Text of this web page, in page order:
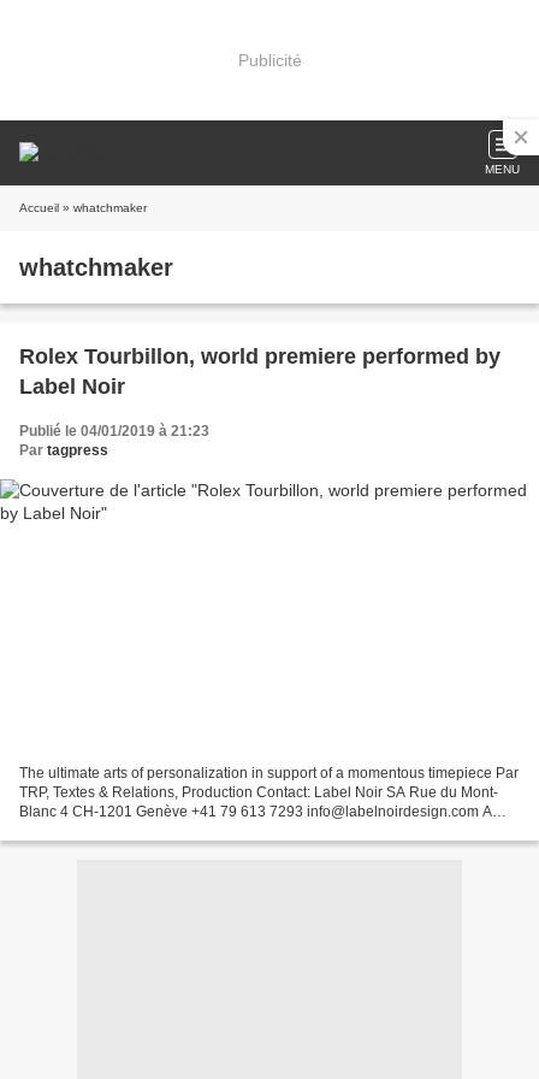
Publicité
MENU
Accueil » whatchmaker
whatchmaker
Rolex Tourbillon, world premiere performed by
Label Noir
Publié le 04/01/2019 à 21:23
Par tagpress
The ultimate arts of personalization in support of a momentous timepiece Par
TRP, Textes & Relations, Production Contact: Label Noir SA Rue du Mont-
Blanc 4 CH-1201 Genève +41 79 613 7293 info@labelnoirdesign.com A